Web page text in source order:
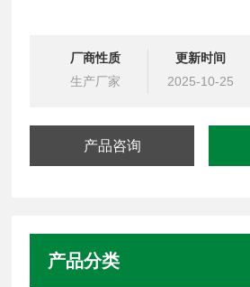
厂商性质
生产厂家
更新时间
2025-10-25
产品咨询
产品分类